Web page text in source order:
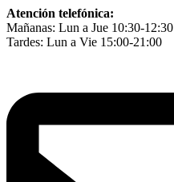
Ir
al
contenido
Atención telefónica:
Mañanas: Lun a Jue 10:30-12:30
Tardes: Lun a Vie 15:00-21:00